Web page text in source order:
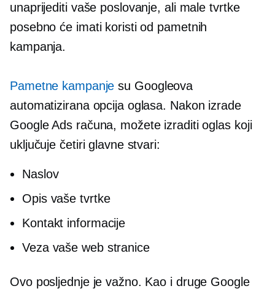
unaprijediti vaše poslovanje, ali male tvrtke
posebno će imati koristi od pametnih
kampanja.
Pametne kampanje su Googleova
automatizirana opcija oglasa. Nakon izrade
Google Ads računa, možete izraditi oglas koji
uključuje četiri glavne stvari:
Naslov
Opis vaše tvrtke
Kontakt informacije
Veza vaše web stranice
Ovo posljednje je važno. Kao i druge Google